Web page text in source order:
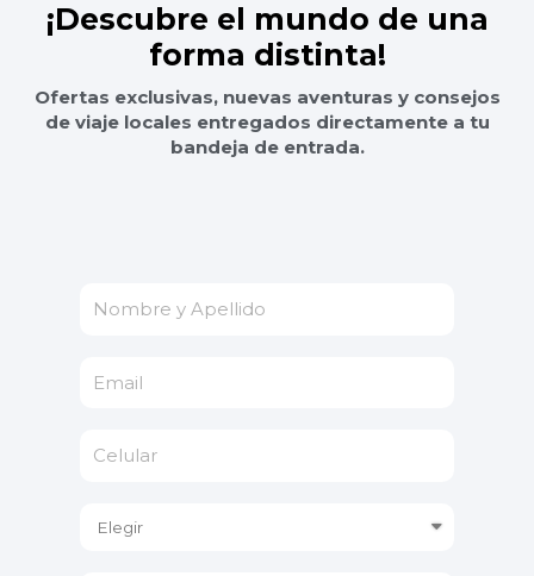
¡Descubre el mundo de una
forma distinta!
Ofertas exclusivas, nuevas aventuras y consejos
de viaje locales entregados directamente a tu
bandeja de entrada.